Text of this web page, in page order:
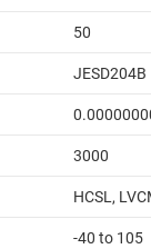
50
JESD204B
3000
HCSL,
-40 to 105